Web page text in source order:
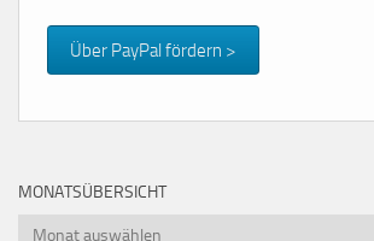
Über PayPal fördern >
MONATSÜBERSICHT
Monatsübersicht